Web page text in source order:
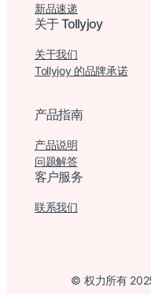
新品速递
关于 Tollyjoy
关于我们
Tollyjoy 的品牌承诺
产品指南
产品说明
问题解答
客户服务
联系我们
© 权力所有